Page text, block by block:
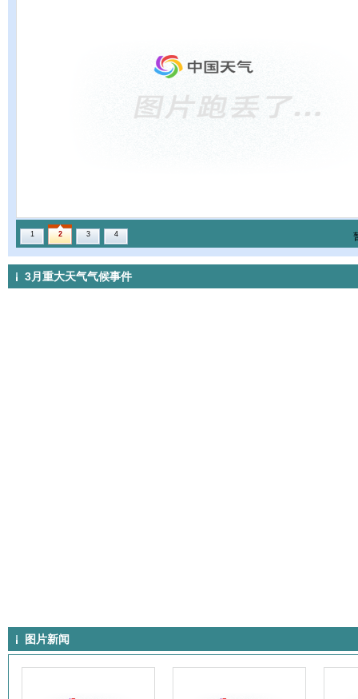
1 2 3 4
3月重大天气气候事件
图片新闻